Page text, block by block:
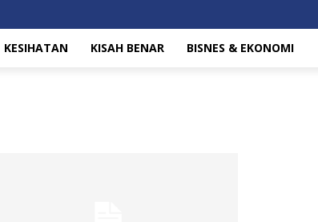
KESIHATAN KISAH BENAR BISNES & EKONOMI